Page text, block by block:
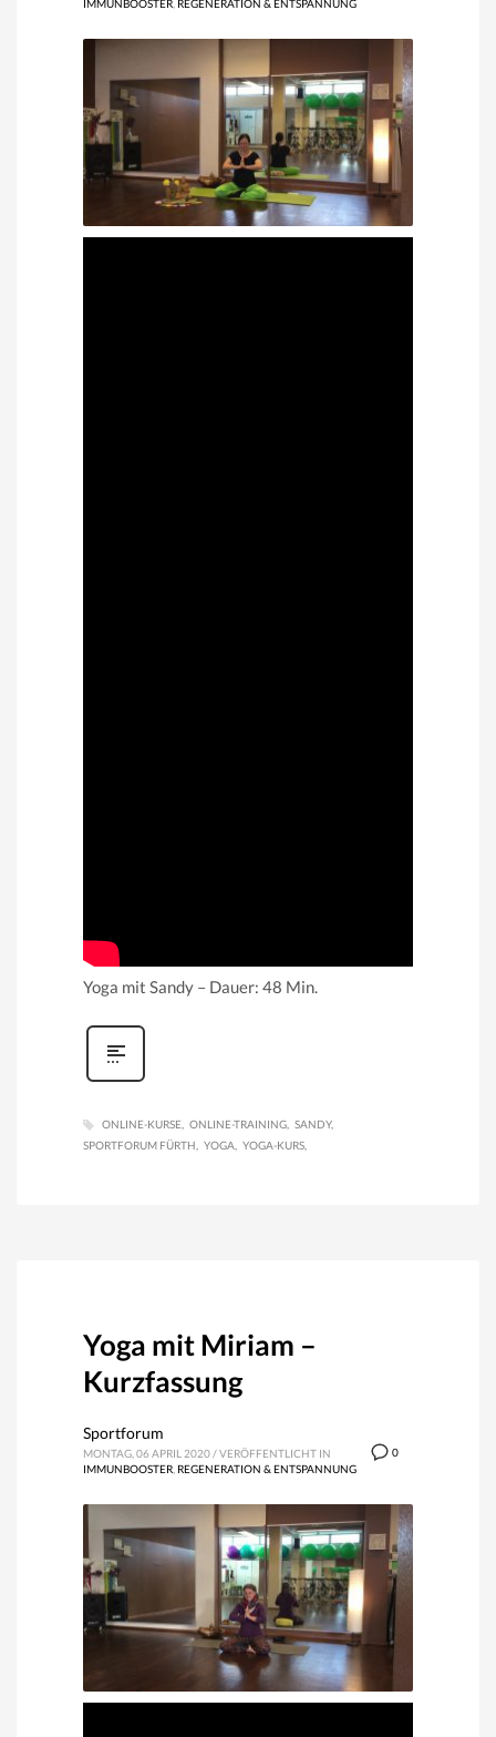
IMMUNBOOSTER REGENERATION & ENTSPANNUNG
Yoga mit Sandy – Dauer: 48 Min.
ONLINE-KURSE ONLINE-TRAINING SANDY
SPORTFORUM FÜRTH
YOGA YOGA-KURS
Yoga mit Miriam –
Kurzfassung
0
Sportforum
MONTAG, 06 APRIL 2020/VERÖFFENTLICHT IN
IMMUNBOOSTER REGENERATION & ENTSPANNUNG